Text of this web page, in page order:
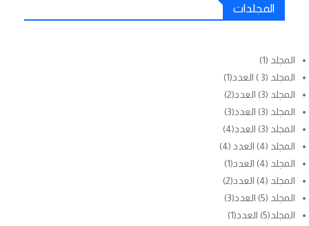
المجلدات
المجلد (1)
المجلد (3 ) العدد(1)
المجلد (3) العدد(2)
المجلد (3) العدد(3)
المجلد (3) العدد(4)
المجلد (4) العدد (4)
المجلد (4) العدد(1)
المجلد (4) العدد(2)
المجلد (5) العدد(3)
المجلد(5) العدد(1)